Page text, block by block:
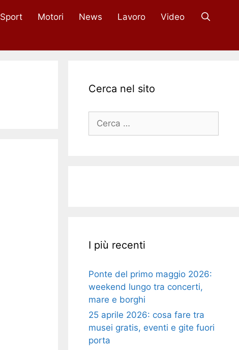
Sport Motori News Lavoro Video
Cerca nel sito
Ricerca
I più recenti
Ponte del primo maggio 2026:
weekend lungo tra concerti,
mare e borghi
25 aprile 2026: cosa fare tra
musei gratis, eventi e gite fuori
porta